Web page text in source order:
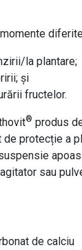
la plantare;
și
fructelor.
® produs
protecție a
sau
de calciu